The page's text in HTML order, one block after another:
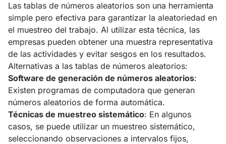
Las tablas de números aleatorios son una herramienta
simple pero efectiva para garantizar la aleatoriedad en
el muestreo del trabajo. Al utilizar esta técnica, las
empresas pueden obtener una muestra representativa
de las actividades y evitar sesgos en los resultados.
Alternativas a las tablas de números aleatorios:
Software de generación de números aleatorios:
Existen programas de computadora que generan
números aleatorios de forma automática.
Técnicas de muestreo sistemático: En algunos
casos, se puede utilizar un muestreo sistemático,
seleccionando observaciones a intervalos fijos,